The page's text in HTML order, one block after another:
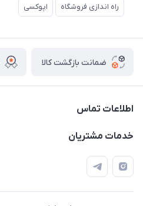
راه اندازی فروشگاه اپوکسی
ضمانت بازگشت کالا
اطلاعات تماس
خدمات مشتریان
📝 قوانین و مقررات
📖 راهنما